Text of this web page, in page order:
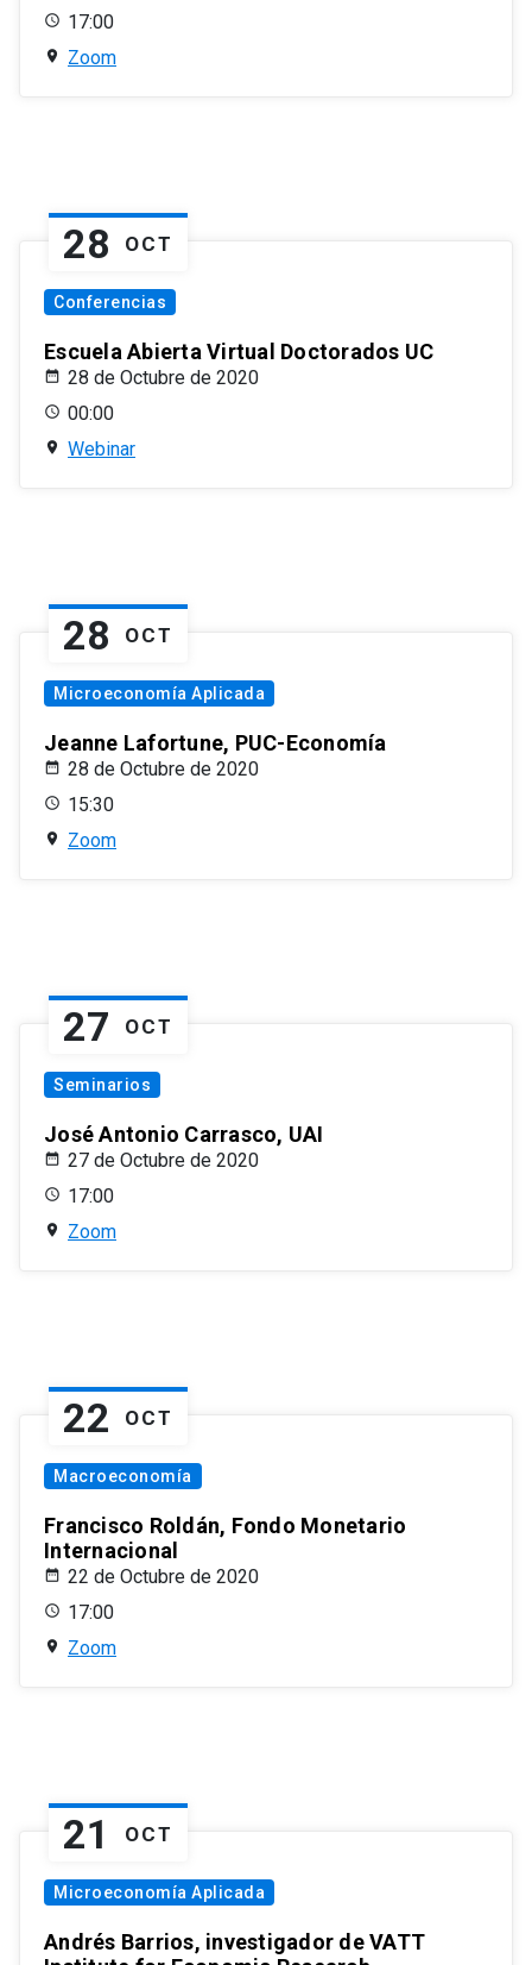
17:00
Zoom
28 OCT
Conferencias
Escuela Abierta Virtual Doctorados UC
28 de Octubre de 2020
00:00
Webinar
28 OCT
Microeconomía Aplicada
Jeanne Lafortune, PUC-Economía
28 de Octubre de 2020
15:30
Zoom
27 OCT
Seminarios
José Antonio Carrasco, UAI
27 de Octubre de 2020
17:00
Zoom
22 OCT
Macroeconomía
Francisco Roldán, Fondo Monetario
Internacional
22 de Octubre de 2020
17:00
Zoom
21 OCT
Microeconomía Aplicada
Andrés Barrios, investigador de VATT